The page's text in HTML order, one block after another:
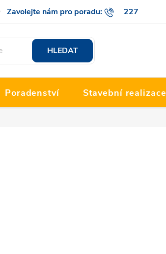
227
777 222
O nás Hodnocení obchodu Prodávané značky
HLEDAT
Poradenství Stavební realizace